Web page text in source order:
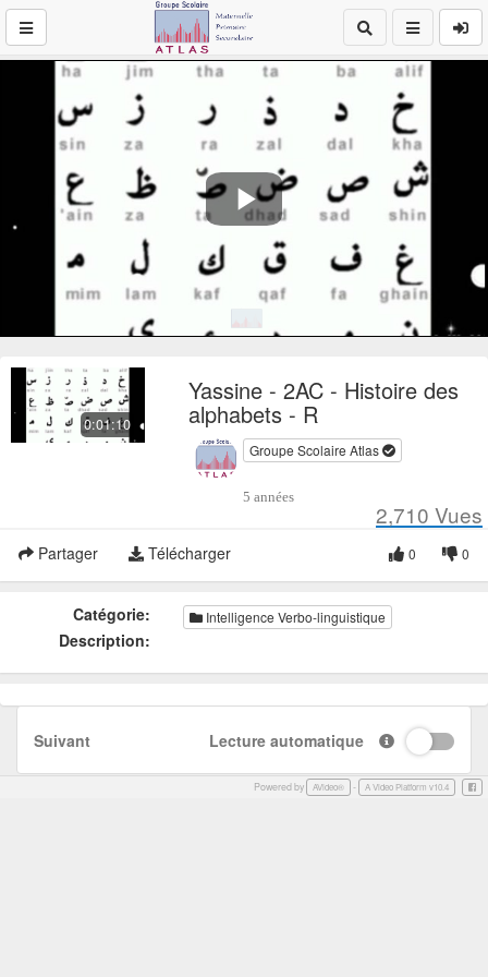
Play
Video
0:01:10
Yassine - 2AC - Histoire des
alphabets - R
Groupe Scolaire Atlas
5 années
2,710 Vues
Partager Télécharger 0
0
Catégorie: Intelligence Verbo-linguistique
Description:
Suivant Lecture automatique
Powered by AVideo® - A Video Platform v10.4